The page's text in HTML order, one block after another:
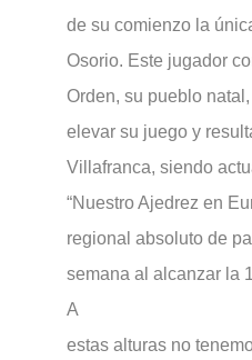
de su comienzo la
Osorio. Este jugador
Orden, su pueblo
elevar su juego y
Villafranca, siendo
“Nuestro Ajedrez en
regional absoluto de
semana al alcanzar la
A
estas alturas no